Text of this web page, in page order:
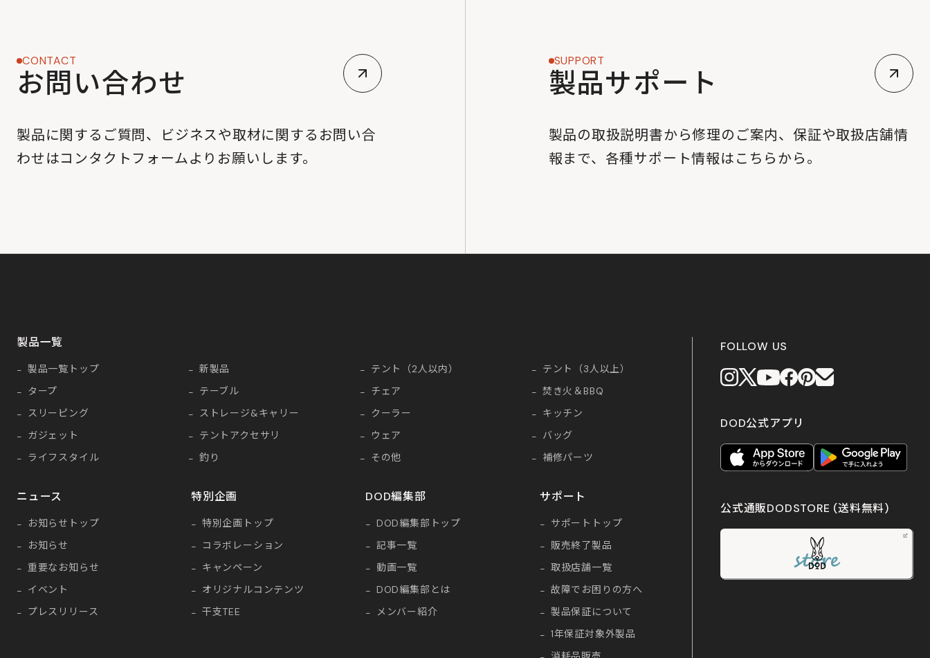
CONTACT
お問い合わせ
製品に関するご質問、ビジネスや取材に関するお問い合
わせはコンタクトフォームよりお願いします。
SUPPORT
製品サポート
製品の取扱説明書から修理のご案内、保証や取扱店舗情
報まで、各種サポート情報はこちらから。
製品一覧
製品一覧トップ 新製品 テント（2人以内）
テント（3人以上）
タープ
テーブル チェア
焚き火＆BBQ
スリーピング
ストレージ&キャリー クーラー
キッチン
ガジェット
テントアクセサリ ウェア
バッグ
ライフスタイル
釣り その他 補修パーツ
ニュース
お知らせトップ
お知らせ
重要なお知らせ
イベント
プレスリリース
特別企画
特別企画トップ
コラボレーション
キャンペーン
オリジナルコンテンツ
干支TEE
DOD編集部
DOD編集部トップ
記事一覧
動画一覧
DOD編集部とは
メンバー紹介
サポート
サポートトップ
販売終了製品
取扱店舗一覧
故障でお困りの方へ
製品保証について
1年保証対象外製品
FOLLOW US
DOD公式アプリ
公式通販DODSTORE (送料無料)